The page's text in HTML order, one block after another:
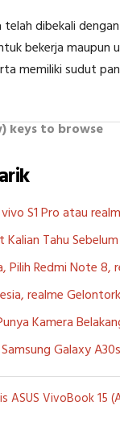
dibekali
bekerja
memiliki sudut
keys to browse
S1 Pro atau
Tahu
Pilih Redmi Note
realme
Kamera
Galaxy
ASUS VivoBook 15